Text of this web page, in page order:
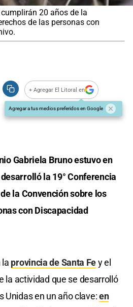
20 años de la
de las personas con
+ Agregar El Litoral en
Agregar a tus medios preferidos en Google
Gabriela Bruno estuvo en
desarrolló la 19° Conferencia
la Convención sobre los
con Discapacidad
la provincia de Santa Fey el
la actividad que se desarrolló
Unidas en un año clave:en